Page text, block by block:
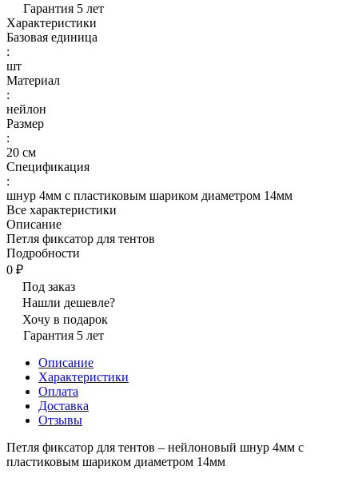
Гарантия 5 лет
Характеристики
Базовая единица
:
шт
Материал
:
нейлон
Размер
:
20 см
Спецификация
:
шнур 4мм с пластиковым шариком диаметром 14мм
Все характеристики
Описание
Петля фиксатор для тентов
Подробности
0 ₽
Под заказ
Нашли дешевле?
Хочу в подарок
Гарантия 5 лет
Описание
Характеристики
Оплата
Доставка
Отзывы
Петля фиксатор для тентов – нейлоновый шнур 4мм с
пластиковым шариком диаметром 14мм